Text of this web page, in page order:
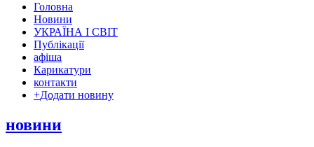
Головна
Новини
УКРАЇНА І СВІТ
Публікації
афіша
Карикатури
контакти
+Додати новину
новини